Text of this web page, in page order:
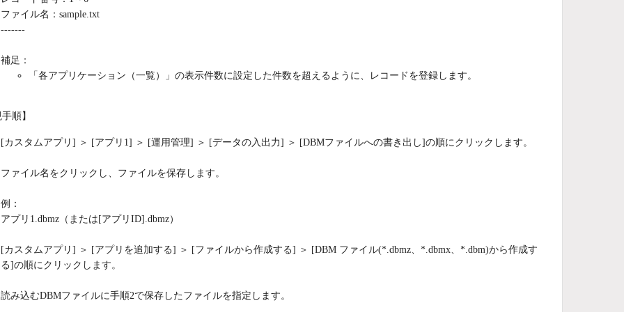
ファイル名：sample.txt
-------
補足：
「各アプリケーション（一覧）」の表示件数に設定した件数を超えるように、レコードを登録します。
順】
[カスタムアプリ] ＞ [アプリ1] ＞ [運用管理] ＞ [データの入出力] ＞ [DBMファイルへの書き出し]の順にクリックします。
ファイル名をクリックし、ファイルを保存します。
例：
アプリ1.dbmz（または[アプリID].dbmz）
[カスタムアプリ] ＞ [アプリを追加する] ＞ [ファイルから作成する] ＞ [DBM ファイル(*.dbmz、*.dbmx、*.dbm)から作成す
る]の順にクリックします。
読み込むDBMファイルに手順2で保存したファイルを指定します。